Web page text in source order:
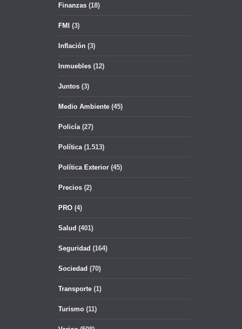
Finanzas (18)
FMI (3)
Inflación (3)
Inmuebles (12)
Juntos (3)
Medio Ambiente (45)
Policía(27)
Política(1.513)
Política Exterior (45)
Precios (2)
PRO (4)
Salud (401)
Seguridad (164)
Sociedad (70)
Transporte (1)
Turismo (11)